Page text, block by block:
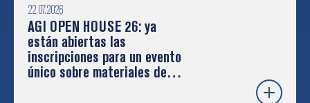
22.07.2026
AGI OPEN HOUSE 26: ya
están abiertas las
inscripciones para un evento
único sobre materiales de